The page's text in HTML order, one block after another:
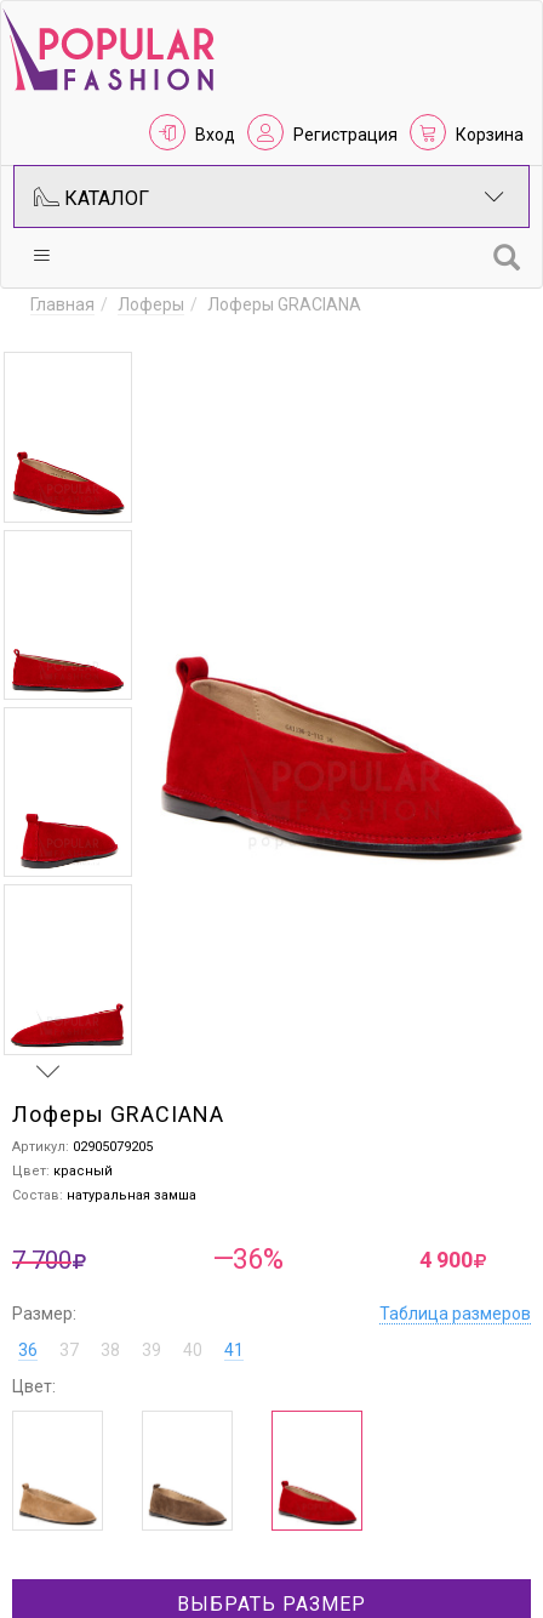
Вход Регистрация Корзина
КАТАЛОГ
Главная Лоферы Лоферы GRACIANA
Лоферы GRACIANA
Артикул: 02905079205
Цвет: красный
Состав: натуральная замша
7 700 —36% 4 900
Размер:
Таблица размеров
36
37 38 39 40
41
Цвет:
ВЫБРАТЬ РАЗМЕР